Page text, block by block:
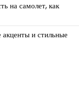
на самолет, как
и стильные